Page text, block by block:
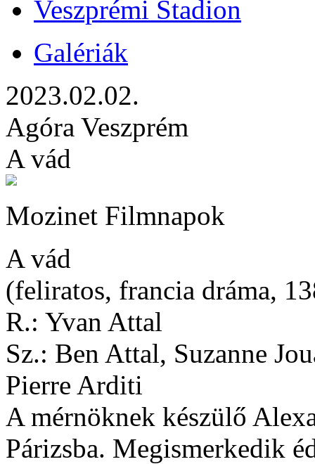
Veszprémi Stadion
Galériák
2023.02.02.
Agóra Veszprém
A vád
Mozinet Filmnapok
A vád
(feliratos, francia dráma,
R.: Yvan Attal
Sz.: Ben Attal, Suzanne
Pierre Arditi
A mérnöknek készülő
Párizsba. Megismerkedik